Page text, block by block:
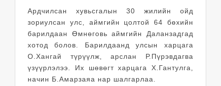
Ардчилсан хувьсгалын 30 жилийн ойд
зориулсан улс, аймгийн цолтой 64 бөхийн
барилдаан Өмнөговь аймгийн Даланзадгад
хотод
болов. Барилдаанд улсын харцага
О.Хангай түрүүлж, арслан Р.Пүрэвдагва
үзүүрлэлээ. Их шөвөгт харцага Х.Гантулга,
начин Б.Амарзаяа нар шалгарлаа.